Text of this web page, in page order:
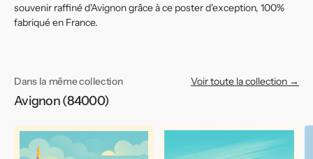
souvenir raffiné d'Avignon grâce à ce poster d'exception, 100%
fabriqué en France.
Dans la même collection
Avignon (84000)
Voir toute la collection →
Affiche
de
Affiche